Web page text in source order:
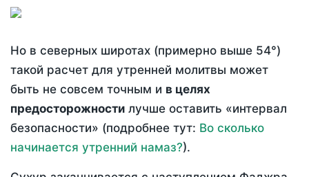
Но в северных широтах (примерно выше 54°)
такой расчет для утренней молитвы может
быть не совсем точным и в целях
предосторожности лучше оставить «интервал
безопасности» (подробнее тут: Во сколько
начинается утренний намаз?).